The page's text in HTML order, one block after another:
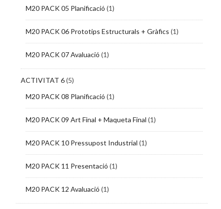
M20 PACK 05 Planificació (1)
M20 PACK 06 Prototips Estructurals + Gràfics (1)
M20 PACK 07 Avaluació (1)
ACTIVITAT 6(5)
M20 PACK 08 Planificació (1)
M20 PACK 09 Art Final + Maqueta Final (1)
M20 PACK 10 Pressupost Industrial (1)
M20 PACK 11 Presentació (1)
M20 PACK 12 Avaluació (1)